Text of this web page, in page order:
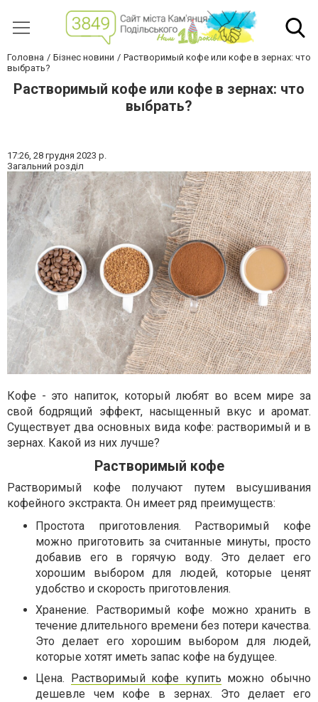
Головна Бізнес новини
Растворимый кофе или кофе в зернах: что
выбрать?
Растворимый кофе или кофе в зернах: что
выбрать?
17:26, 28 грудня 2023 р.
Загальний розділ
Кофе - это напиток, который любят во всем мире за
свой бодрящий эффект, насыщенный вкус и аромат.
Существует два основных вида кофе: растворимый и в
зернах. Какой из них лучше?
Растворимый кофе
Растворимый кофе получают путем высушивания
кофейного экстракта. Он имеет ряд преимуществ:
Простота приготовления. Растворимый кофе
можно приготовить за считанные минуты, просто
добавив его в горячую воду. Это делает его
хорошим выбором для людей, которые ценят
удобство и скорость приготовления.
Хранение. Растворимый кофе можно хранить в
течение длительного времени без потери качества.
Это делает его хорошим выбором для людей,
которые хотят иметь запас кофе на будущее.
Цена.
Растворимый кофе купить можно обычно
дешевле чем кофе в зернах. Это делает его